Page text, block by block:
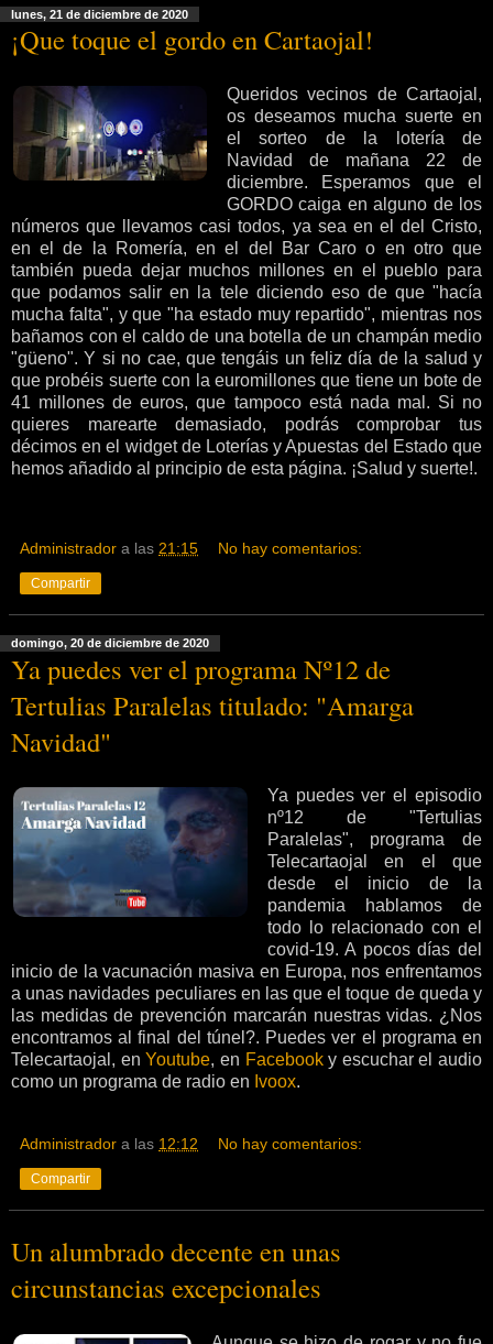
lunes, 21 de diciembre de 2020
¡Que toque el gordo en Cartaojal!
Queridos vecinos de Cartaojal,
os deseamos mucha suerte en
el sorteo de la lotería de
Navidad de mañana 22 de
diciembre. Esperamos que el
GORDO caiga en alguno de los
números que llevamos casi todos, ya sea en el del Cristo,
en el de la Romería, en el del Bar Caro o en otro que
también pueda dejar muchos millones en el pueblo para
que podamos salir en la tele diciendo eso de que "hacía
mucha falta", y que "ha estado muy repartido", mientras nos
bañamos con el caldo de una botella de un champán medio
"güeno". Y si no cae, que tengáis un feliz día de la salud y
que probéis suerte con la euromillones que tiene un bote de
41 millones de euros, que tampoco está nada mal. Si no
quieres marearte demasiado, podrás comprobar tus
décimos en el widget de Loterías y Apuestas del Estado que
hemos añadido al principio de esta página. ¡Salud y suerte!.
Administrador a las 21:15 No hay comentarios:
Compartir
domingo, 20 de diciembre de 2020
Ya puedes ver el programa Nº12 de
Tertulias Paralelas titulado: "Amarga
Navidad"
Ya puedes ver el episodio
nº12 de "Tertulias
Paralelas", programa de
Telecartaojal en el que
desde el inicio de la
pandemia hablamos de
todo lo relacionado con el
covid-19. A pocos días del
inicio de la vacunación masiva en Europa, nos enfrentamos
a unas navidades peculiares en las que el toque de queda y
las medidas de prevención marcarán nuestras vidas. ¿Nos
encontramos al final del túnel?. Puedes ver el programa en
Telecartaojal, enYoutube, en Facebooky escuchar el audio
como un programa de radio en Ivoox.
Administrador a las 12:12 No hay comentarios:
Compartir
Un alumbrado decente en unas
circunstancias excepcionales